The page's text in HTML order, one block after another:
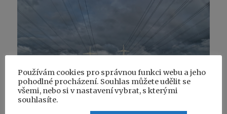
Používám cookies pro správnou funkci webu a jeho
pohodlné procházení. Souhlas můžete udělit se
všemi, nebo si v nastavení vybrat, s kterými
souhlasíte.